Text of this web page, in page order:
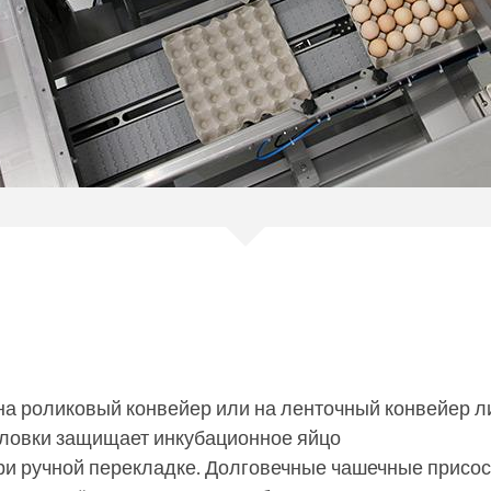
роликовый конвейер или на ленточный конвейер
защищает инкубационное яйцо
ручной перекладке. Долговечные чашечные